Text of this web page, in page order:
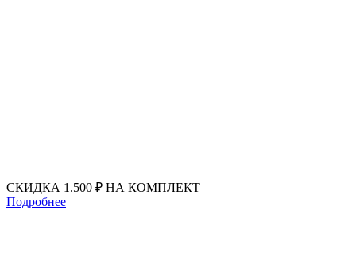
СКИДКА 1.500 ₽ НА КОМПЛЕКТ
Подробнее